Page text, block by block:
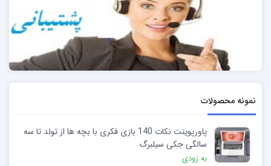
نمونه محصولات
پاورپوینت نکات 140 بازی فکری با بچه ها از تولد تا سه
سالگی جکی سیلبرگ
به زودی